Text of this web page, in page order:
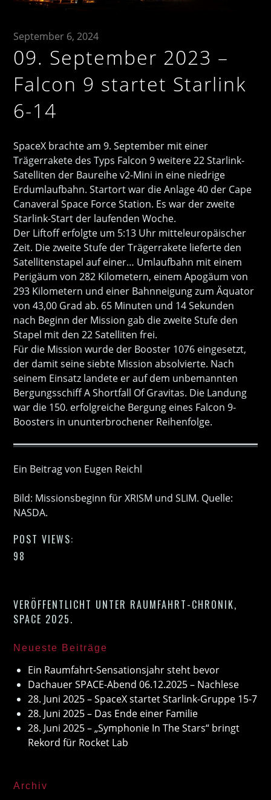
September 6, 2024
09. September 2023 –
Falcon 9 startet Starlink
6-14
SpaceX brachte am 9. September mit einer
Trägerrakete des Typs Falcon 9 weitere 22 Starlink-
Satelliten der Baureihe v2-Mini in eine niedrige
Erdumlaufbahn. Startort war die Anlage 40 der Cape
Canaveral Space Force Station. Es war der zweite
Starlink-Start der laufenden Woche.
Der Liftoff erfolgte um 5:13 Uhr mitteleuropäischer
Zeit. Die zweite Stufe der Trägerrakete lieferte den
Satellitenstapel auf einer… Umlaufbahn mit einem
Perigäum von 282 Kilometern, einem Apogäum von
293 Kilometern und einer Bahnneigung zum Äquator
von 43,00 Grad ab. 65 Minuten und 14 Sekunden
nach Beginn der Mission gab die zweite Stufe den
Stapel mit den 22 Satelliten frei.
Für die Mission wurde der Booster 1076 eingesetzt,
der damit seine siebte Mission absolvierte. Nach
seinem Einsatz landete er auf dem unbemannten
Bergungsschiff A Shortfall Of Gravitas. Die Landung
war die 150. erfolgreiche Bergung eines Falcon 9-
Boosters in ununterbrochener Reihenfolge.
Ein Beitrag von Eugen Reichl
Bild: Missionsbeginn für XRISM und SLIM. Quelle:
NASDA.
POST VIEWS:
98
VERÖFFENTLICHT UNTER RAUMFAHRT-CHRONIK,
SPACE 2025.
Neueste Beiträge
Ein Raumfahrt-Sensationsjahr steht bevor
Dachauer SPACE-Abend 06.12.2025 – Nachlese
28. Juni 2025 – SpaceX startet Starlink-Gruppe 15-7
28. Juni 2025 – Das Ende einer Familie
28. Juni 2025 – „Symphonie In The Stars“ bringt
Rekord für Rocket Lab
Archiv